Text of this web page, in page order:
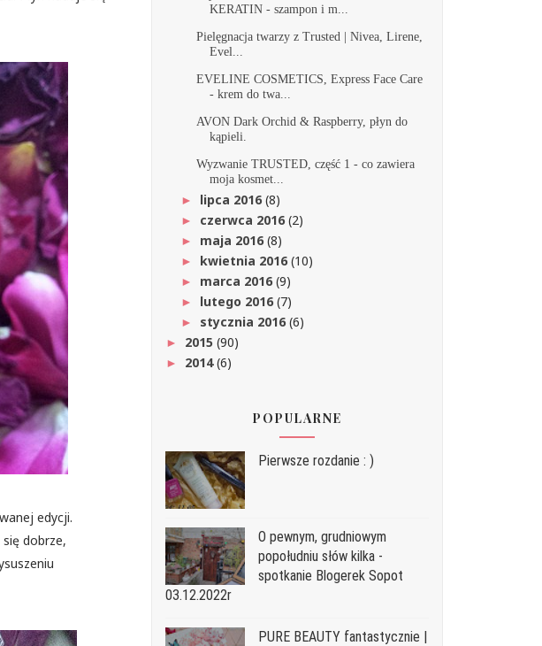
edycji.
dobrze,
KERATIN - szampon i m...
Pielęgnacja twarzy z Trusted | Nivea, Lirene,
Evel...
EVELINE COSMETICS, Express Face Care
- krem do twa...
AVON Dark Orchid & Raspberry, płyn do
kąpieli.
Wyzwanie TRUSTED, część 1 - co zawiera
moja kosmet...
► lipca 2016(8)
► czerwca 2016(2)
► maja 2016(8)
► kwietnia 2016(10)
► marca 2016(9)
► lutego 2016(7)
► stycznia 2016(6)
► 2015 (90)
► 2014(6)
POPULARNE
Pierwsze rozdanie : )
O pewnym, grudniowym
popołudniu słów kilka -
spotkanie Blogerek Sopot
03.12.2022r
PURE BEAUTY fantastycznie |